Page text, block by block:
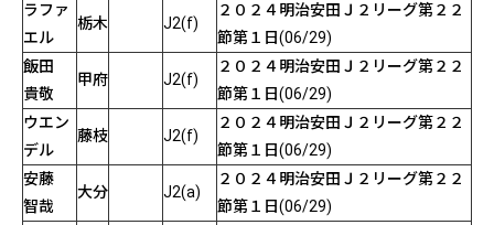
ラファ
エル
栃木 J2(f)
２０２４明治安田Ｊ２リーグ第２２
節第１日(06/29)
飯田
貴敬
甲府 J2(f)
２０２４明治安田Ｊ２リーグ第２２
節第１日(06/29)
ウエン
デル
藤枝 J2(f)
２０２４明治安田Ｊ２リーグ第２２
節第１日(06/29)
安藤
智哉
大分 J2(a)
２０２４明治安田Ｊ２リーグ第２２
節第１日(06/29)